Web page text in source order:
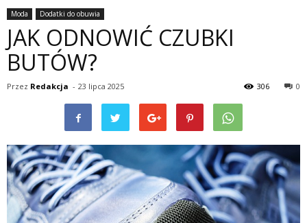
Moda Dodatki do obuwia
JAK ODNOWIĆ CZUBKI
BUTÓW?
Przez Redakcja - 23 lipca 2025 0
306